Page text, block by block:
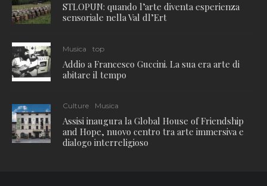
STLOPUN: quando l’arte diventa esperienza
sensoriale nella Val dl’Ert
Musica top
Addio a Francesco Guccini. La sua era arte di
abitare il tempo
Culture Musica
Assisi inaugura la Global House of Friendship
and Hope, nuovo centro tra arte immersiva e
dialogo interreligioso